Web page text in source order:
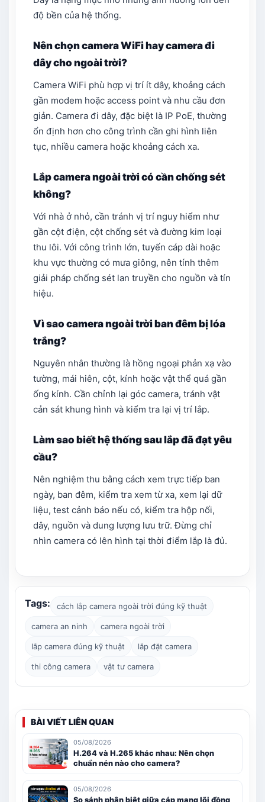
độ bền của hệ thống.
Nên chọn camera WiFi hay camera đi
dây cho ngoài trời?
Camera WiFi phù hợp vị trí ít dây, khoảng cách
gần modem hoặc access point và nhu cầu đơn
giản. Camera đi dây, đặc biệt là IP PoE, thường
ổn định hơn cho công trình cần ghi hình liên
tục, nhiều camera hoặc khoảng cách xa.
Lắp camera ngoài trời có cần chống sét
không?
Với nhà ở nhỏ, cần tránh vị trí nguy hiểm như
gần cột điện, cột chống sét và đường kim loại
thu lôi. Với công trình lớn, tuyến cáp dài hoặc
khu vực thường có mưa giông, nên tính thêm
giải pháp chống sét lan truyền cho nguồn và tín
hiệu.
Vì sao camera ngoài trời ban đêm bị lóa
trắng?
Nguyên nhân thường là hồng ngoại phản xạ vào
tường, mái hiên, cột, kính hoặc vật thể quá gần
ống kính. Cần chỉnh lại góc camera, tránh vật
cản sát khung hình và kiểm tra lại vị trí lắp.
Làm sao biết hệ thống sau lắp đã đạt yêu
cầu?
Nên nghiệm thu bằng cách xem trực tiếp ban
ngày, ban đêm, kiểm tra xem từ xa, xem lại dữ
liệu, test cảnh báo nếu có, kiểm tra hộp nối,
dây, nguồn và dung lượng lưu trữ. Đừng chỉ
nhìn camera có lên hình tại thời điểm lắp là đủ.
Tags: cách lắp camera ngoài trời đúng kỹ thuật
camera an ninh camera ngoài trời
lắp camera đúng kỹ thuật lắp đặt camera
thi công camera vật tư camera
BÀI VIẾT LIÊN QUAN
05/08/2026
H.264 và H.265 khác nhau: Nên chọn
chuẩn nén nào cho camera?
05/08/2026
So sánh phân biệt giữa cáp mạng lõi đồng